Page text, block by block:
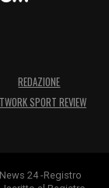
REDAZIONE
SPORT REVIEW
24 -Registro